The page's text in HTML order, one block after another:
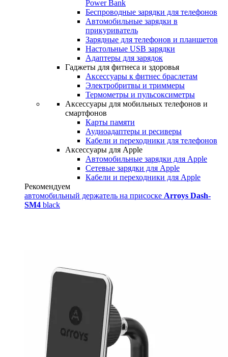
Power Bank
Беспроводные зарядки для телефонов
Автомобильные зарядки в
прикуриватель
Зарядные для телефонов и планшетов
Настольные USB зарядки
Адаптеры для зарядок
Гаджеты для фитнеса и здоровья
Аксессуары к фитнес браслетам
Электробритвы и триммеры
Термометры и пульсоксиметры
Аксессуары для мобильных телефонов и
смартфонов
Карты памяти
Аудиоадаптеры и ресиверы
Кабели и переходники для телефонов
Аксессуары для Apple
Автомобильные зарядки для Apple
Сетевые зарядки для Apple
Кабели и переходники для Apple
Рекомендуем
автомобильный держатель на присоске Arroys Dash-
SM4 black